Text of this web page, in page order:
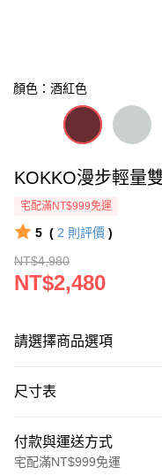
顏色：酒紅色
KOKKO漫步輕量
宅配滿NT$999免運
5 ( 2 則評價 )
NT$4,980
NT$2,480
請選擇商品選項
尺寸表
付款與運送方式
宅配滿NT$999免運